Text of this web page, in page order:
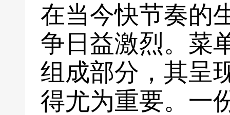
在当今快节奏的
争日益激烈。菜
组成部分，其呈
得尤为重要。一